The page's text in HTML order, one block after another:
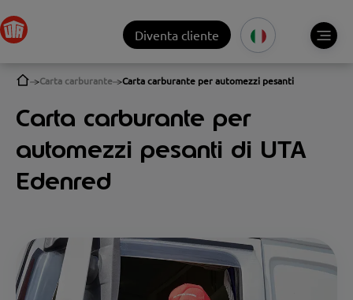
Diventa cliente
Carta carburante Carta carburante per automezzi pesanti
Carta carburante per
automezzi pesanti di UTA
Edenred